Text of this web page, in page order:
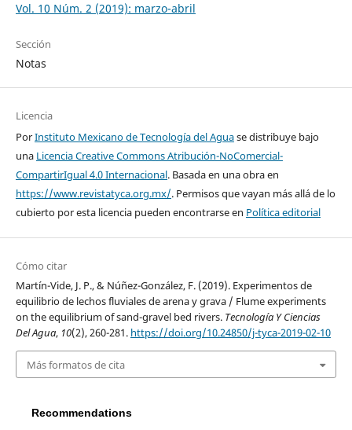
Vol. 10 Núm. 2 (2019): marzo-abril
Sección
Notas
Licencia
PorInstituto Mexicano de Tecnología del Aguase distribuye bajo
una Licencia Creative Commons Atribución-NoComercial-
CompartirIgual 4.0 Internacional. Basada en una obra en
https://www.revistatyca.org.mx/. Permisos que vayan más allá de lo
cubierto por esta licencia pueden encontrarse en Política editorial
Cómo citar
Martín-Vide, J. P., & Núñez-González, F. (2019). Experimentos de
equilibrio de lechos fluviales de arena y grava / Flume experiments
on the equilibrium of sand-gravel bed rivers. Tecnología Y Ciencias
Del Agua, 10(2), 260-281. https://doi.org/10.24850/j-tyca-2019-02-10
Más formatos de cita
Recommendations